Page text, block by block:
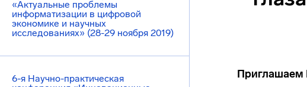
«Актуальные проблемы
информатизации в цифровой
экономике и научных
исследованиях» (28-29 ноября 2019)
6-я Научно-практическая
Приглашаем